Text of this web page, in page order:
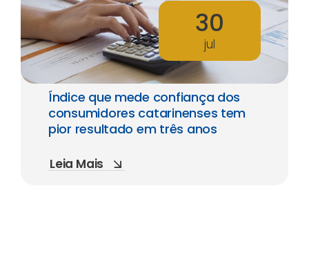
30
jul
Índice que mede confiança dos
consumidores catarinenses tem
pior resultado em três anos
Leia Mais